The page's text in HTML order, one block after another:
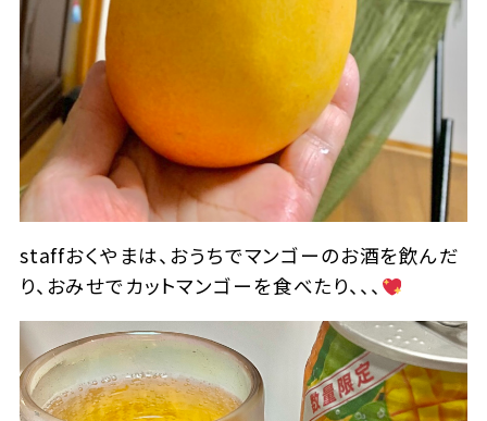
staffおくやまは、おうちでマンゴーのお酒を飲んだ
り、おみせでカットマンゴーを食べたり、、、